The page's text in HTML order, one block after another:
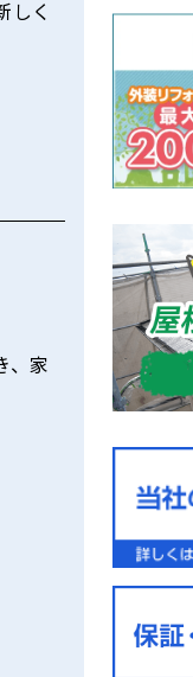
しく
、家